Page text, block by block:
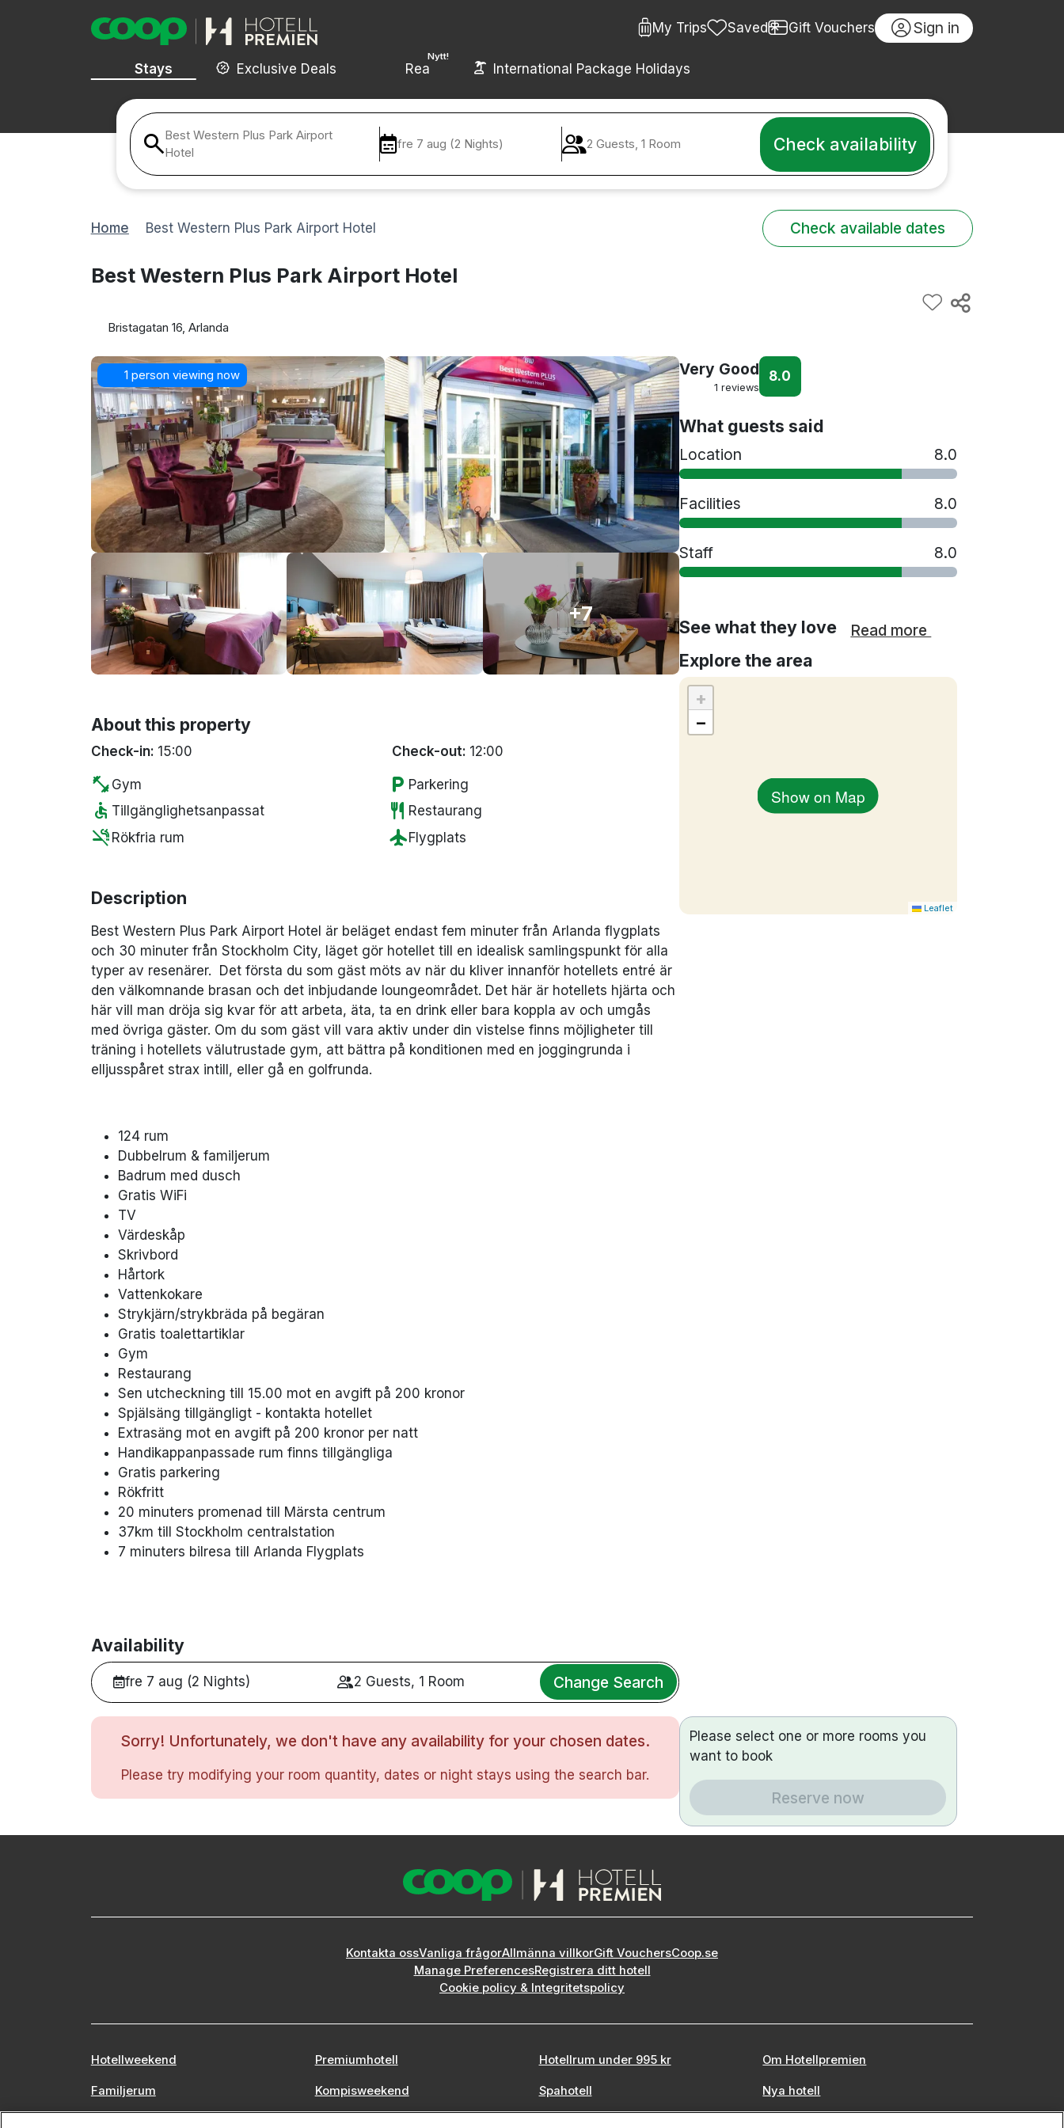
My Trips Saved Gift Vouchers Sign in
Stays Exclusive Deals
Nytt!
Rea International Package Holidays
Best Western Plus Park Airport
Hotel
fre 7 aug (2 Nights) 2 Guests, 1 Room Check availability
Home Best Western Plus Park Airport Hotel Check available dates
Best Western Plus Park Airport Hotel
Bristagatan 16, Arlanda
1 person viewing now
+7
About this property
Check-in: 15:00 Check-out: 12:00
fitness_center Gym local_parking Parkering
accessible Tillgänglighetsanpassat restaurant Restaurang
smoke_free Rökfria rum flightFlygplats
Description
Best Western Plus Park Airport Hotel är beläget endast fem minuter från Arlanda flygplats
och 30 minuter från Stockholm City, läget gör hotellet till en idealisk samlingspunkt för alla
typer av resenärer. Det första du som gäst möts av när du kliver innanför hotellets entré är
den välkomnande brasan och det inbjudande loungeområdet. Det här är hotellets hjärta och
här vill man dröja sig kvar för att arbeta, äta, ta en drink eller bara koppla av och umgås
med övriga gäster. Om du som gäst vill vara aktiv under din vistelse finns möjligheter till
träning i hotellets välutrustade gym, att bättra på konditionen med en joggingrunda i
elljusspåret strax intill, eller gå en golfrunda.
124 rum
Dubbelrum & familjerum
Badrum med dusch
Gratis WiFi
TV
Värdeskåp
Skrivbord
Hårtork
Vattenkokare
Strykjärn/strykbräda på begäran
Gratis toalettartiklar
Gym
Restaurang
Sen utcheckning till 15.00 mot en avgift på 200 kronor
Spjälsäng tillgängligt - kontakta hotellet
Extrasäng mot en avgift på 200 kronor per natt
Handikappanpassade rum finns tillgängliga
Gratis parkering
Rökfritt
20 minuters promenad till Märsta centrum
37km till Stockholm centralstation
7 minuters bilresa till Arlanda Flygplats
Availability
fre 7 aug (2 Nights) 2 Guests, 1 Room Change Search
Sorry! Unfortunately, we don't have any availability for your chosen dates.
Please try modifying your room quantity, dates or night stays using the search bar.
Very Good
1 reviews
8.0
What guests said
Location 8.0
Facilities 8.0
Staff 8.0
See what they love Read more
Explore the area
Show on Map
+
−
Leaflet
Please select one or more rooms you
want to book
Reserve now
Kontakta ossVanliga frågorAllmänna villkorGift VouchersCoop.se
Manage PreferencesRegistrera ditt hotell
Cookie policy & Integritetspolicy
Hotellweekend
Familjerum
Premiumhotell
Kompisweekend
Hotellrum under 995 kr
Spahotell
Om Hotellpremien
Nya hotell